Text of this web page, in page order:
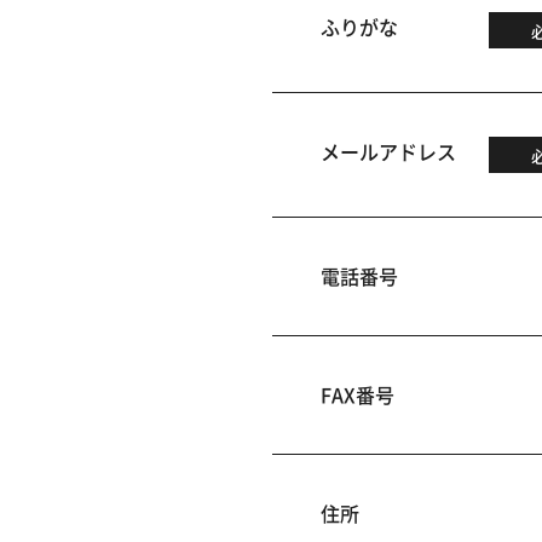
ふりがな
メールアドレス
電話番号
FAX番号
住所